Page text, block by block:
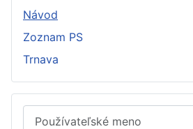
Návod
Zoznam PS
Trnava
Používateľské meno